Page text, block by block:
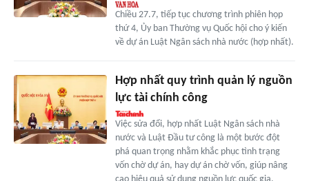
Chiều 27.7, tiếp tục chương trình phiên họp
thứ 4, Ủy ban Thường vụ Quốc hội cho ý kiến
về dự án Luật Ngân sách nhà nước (hợp nhất).
Hợp nhất quy trình quản lý nguồn
lực tài chính công
Việc sửa đổi, hợp nhất Luật Ngân sách nhà
nước và Luật Đầu tư công là một bước đột
phá quan trọng nhằm khắc phục tình trạng
vốn chờ dự án, hay dự án chờ vốn, giúp nâng
cao hiệu quả sử dụng nguồn lực quốc gia.